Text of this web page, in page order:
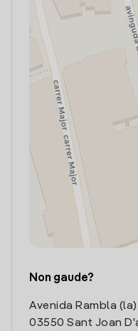
Non gaude?
Avenida Rambla (la)
03550 Sant Joan